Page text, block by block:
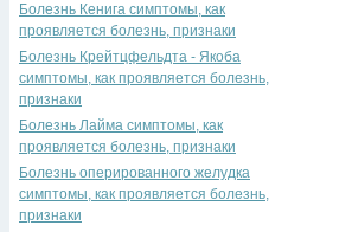
Болезнь Кенига симптомы, как
проявляется болезнь, признаки
Болезнь Крейтцфельдта - Якоба
симптомы, как проявляется болезнь,
признаки
Болезнь Лайма симптомы, как
проявляется болезнь, признаки
Болезнь оперированного желудка
симптомы, как проявляется болезнь,
признаки